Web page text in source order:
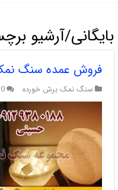
بایگانی/آرشیو
فروش عمده سنگ
سنگ نمک برش خورده 0